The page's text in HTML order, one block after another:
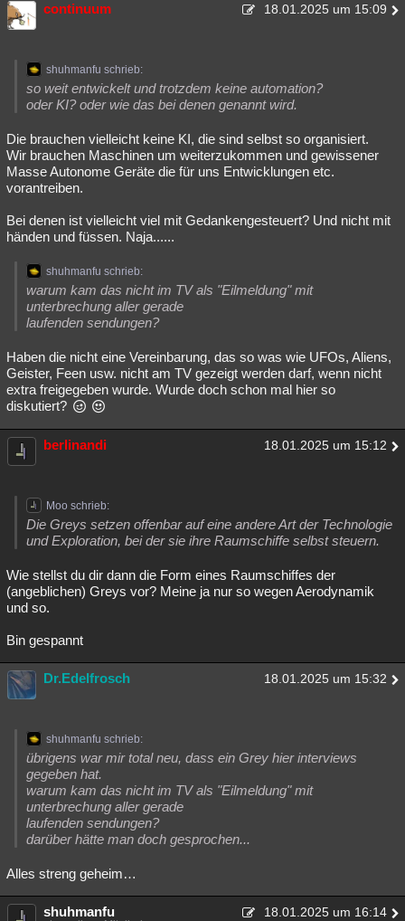
continuum 18.01.2025 um 15:09
shuhmanfu schrieb:
so weit entwickelt und trotzdem keine automation?
oder KI? oder wie das bei denen genannt wird.
Die brauchen vielleicht keine KI, die sind selbst so organisiert.
Wir brauchen Maschinen um weiterzukommen und gewissener
Masse Autonome Geräte die für uns Entwicklungen etc.
vorantreiben.
Bei denen ist vielleicht viel mit Gedankengesteuert? Und nicht mit
händen und füssen. Naja......
shuhmanfu schrieb:
warum kam das nicht im TV als "Eilmeldung" mit
unterbrechung aller gerade
laufenden sendungen?
Haben die nicht eine Vereinbarung, das so was wie UFOs, Aliens,
Geister, Feen usw. nicht am TV gezeigt werden darf, wenn nicht
extra freigegeben wurde. Wurde doch schon mal hier so
diskutiert?
berlinandi 18.01.2025 um 15:12
Moo schrieb:
Die Greys setzen offenbar auf eine andere Art der Technologie
und Exploration, bei der sie ihre Raumschiffe selbst steuern.
Wie stellst du dir dann die Form eines Raumschiffes der
(angeblichen) Greys vor? Meine ja nur so wegen Aerodynamik
und so.
Bin gespannt
Dr.Edelfrosch 18.01.2025 um 15:32
shuhmanfu schrieb:
übrigens war mir total neu, dass ein Grey hier interviews
gegeben hat.
warum kam das nicht im TV als "Eilmeldung" mit
unterbrechung aller gerade
laufenden sendungen?
darüber hätte man doch gesprochen...
Alles streng geheim…
shuhmanfu 18.01.2025 um 16:14